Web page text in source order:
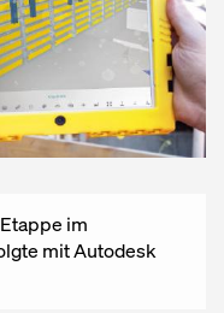
im
mit Autodesk